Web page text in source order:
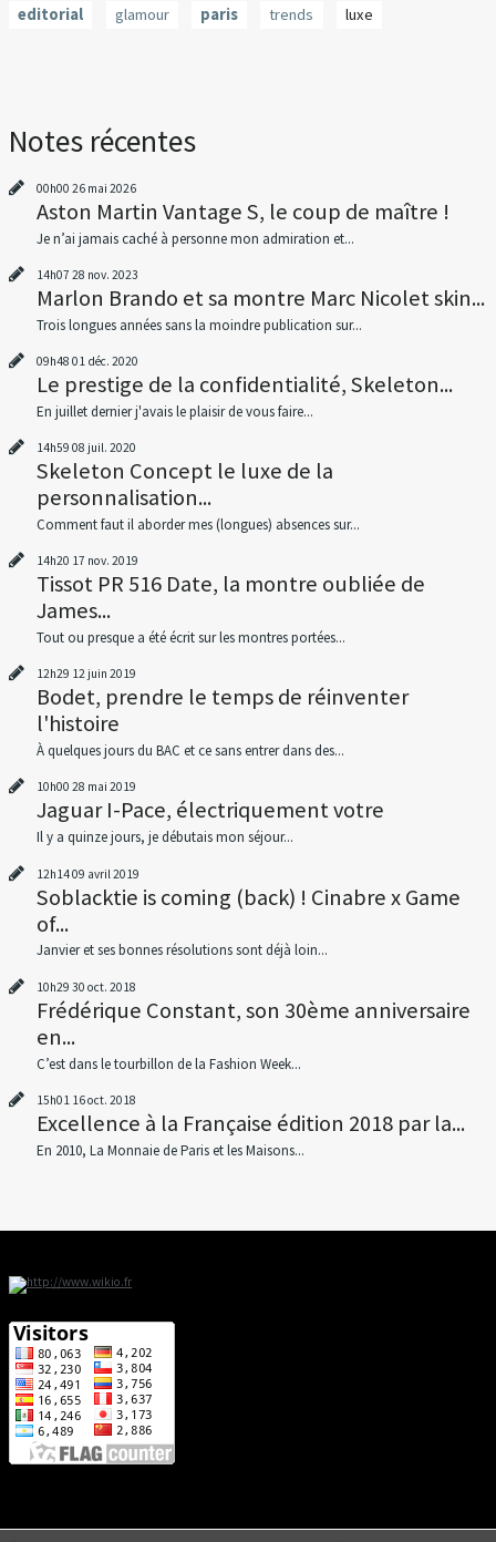
editorial
glamour paris trends luxe
Notes récentes
00h00 26 mai 2026
Aston Martin Vantage S, le coup de maître !
Je n’ai jamais caché à personne mon admiration et...
14h07 28 nov. 2023
Marlon Brando et sa montre Marc Nicolet skin...
Trois longues années sans la moindre publication sur...
09h48 01 déc. 2020
Le prestige de la confidentialité, Skeleton...
En juillet dernier j'avais le plaisir de vous faire...
14h59 08 juil. 2020
Skeleton Concept le luxe de la
personnalisation...
Comment faut il aborder mes (longues) absences sur...
14h20 17 nov. 2019
Tissot PR 516 Date, la montre oubliée de
James...
Tout ou presque a été écrit sur les montres portées...
12h29 12 juin 2019
Bodet, prendre le temps de réinventer
l'histoire
À quelques jours du BAC et ce sans entrer dans des...
10h00 28 mai 2019
Jaguar I-Pace, électriquement votre
Il y a quinze jours, je débutais mon séjour...
12h1409 avril 2019
Soblacktie is coming (back) ! Cinabre x Game
of...
Janvier et ses bonnes résolutions sont déjà loin...
10h29 30 oct. 2018
Frédérique Constant, son 30ème anniversaire
en...
C’est dans le tourbillon de la Fashion Week...
15h01 16oct. 2018
Excellence à la Française édition 2018 par la...
En 2010, La Monnaie de Paris et les Maisons...